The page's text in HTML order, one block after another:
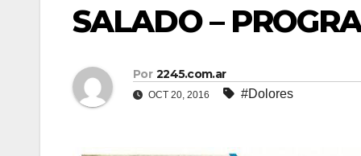
SALADO –
Por 2245.com.ar
OCT 20, 2016 #Dolores